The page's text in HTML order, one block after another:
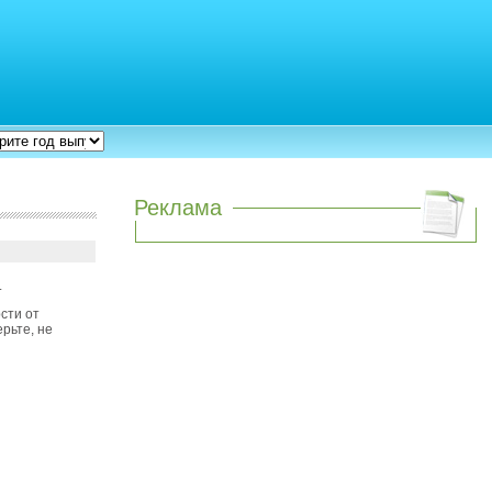
от
не
Реклама